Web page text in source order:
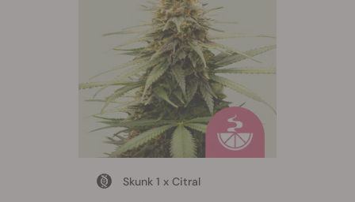
Skunk 1 x Citral